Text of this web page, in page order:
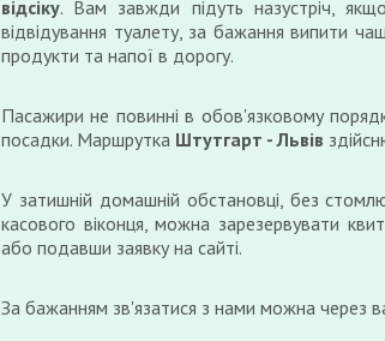
відсіку. Вам завжди підуть назустріч,
відвідування туалету, за бажання випити
продукти та напої в дорогу.
Пасажири не повинні в обов'язковому
посадки. Маршрутка Штутгарт - Львів
У затишній домашній обстановці, без
касового віконця, можна зарезервувати
або подавши заявку на сайті.
За бажанням зв'язатися з нами можна через